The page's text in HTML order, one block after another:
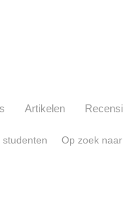
Artikelen
studenten Op zoek